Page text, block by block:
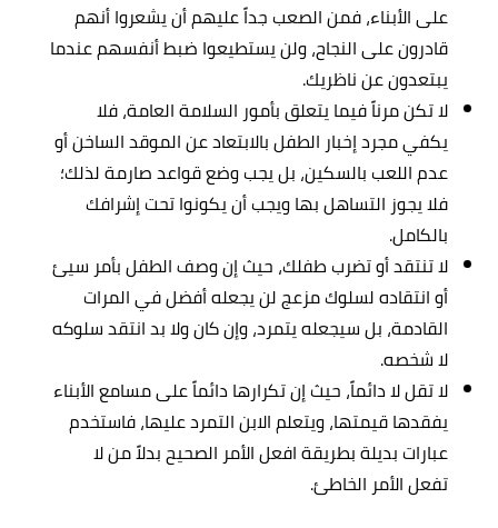
على الأبناء، فمن الصعب جداً عليهم أن يشعروا أنهم
قادرون على النجاح، ولن يستطيعوا ضبط أنفسهم عندما
يبتعدون عن ناظريك.
لا تكن مرناً فيما يتعلق بأمور السلامة العامة، فلا
يكفي مجرد إخبار الطفل بالابتعاد عن الموقد الساخن أو
عدم اللعب بالسكين، بل يجب وضع قواعد صارمة لذلك؛
فلا يجوز التساهل بها ويجب أن يكونوا تحت إشرافك
بالكامل.
لا تنتقد أو تضرب طفلك، حيث إن وصف الطفل بأمر سيئ
أو انتقاده لسلوك مزعج لن يجعله أفضل في المرات
القادمة، بل سيجعله يتمرد، وإن كان ولا بد انتقد سلوكه
لا شخصه.
لا تقل لا دائماً، حيث إن تكرارها دائماً على مسامع الأبناء
يفقدها قيمتها، ويتعلم الابن التمرد عليها، فاستخدم
عبارات بديلة بطريقة افعل الأمر الصحيح بدلاً من لا
تفعل الأمر الخاطئ.